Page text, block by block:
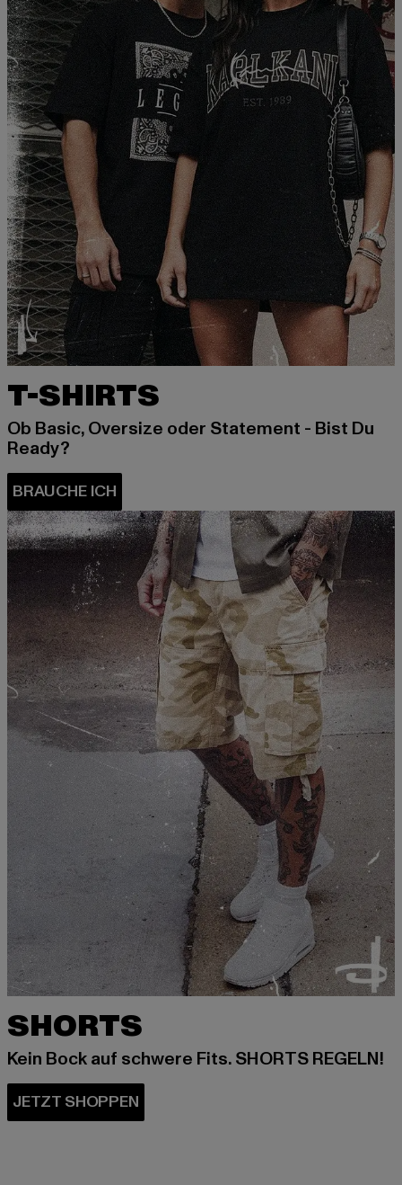
T-SHIRTS
Ob Basic, Oversize oder Statement - Bist Du
Ready?
SHORTS
Kein Bock auf schwere Fits. SHORTS REGELN!